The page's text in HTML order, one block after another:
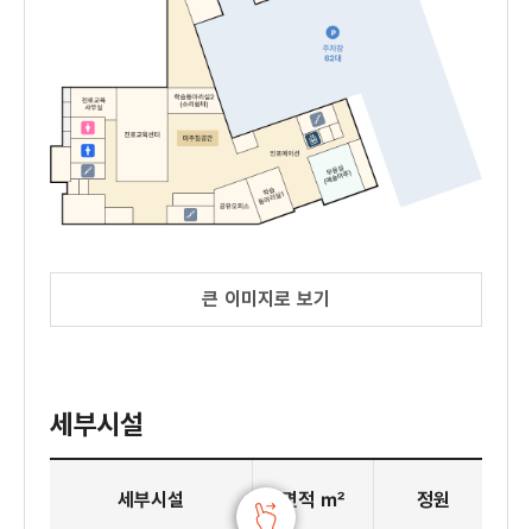
큰 이미지로 보기
세부시설
1층 생활문화센터 세부시설
세부시설
면적 ㎡ 정원